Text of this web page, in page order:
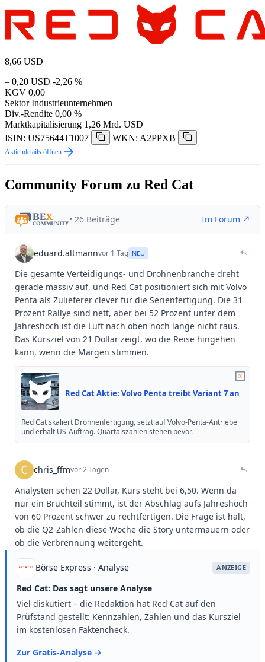
8,66 USD
– 0,20 USD -2,26 %
KGV 0,00
Sektor Industrieunternehmen
Div.-Rendite 0,00 %
Marktkapitalisierung 1,26 Mrd. USD
ISIN: US75644T1007
WKN: A2PPXB
Aktiendetails öffnen
Community Forum zu Red Cat